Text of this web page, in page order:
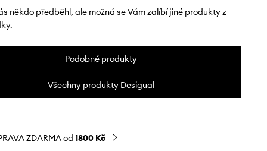
někdo předběhl, ale možná se Vám zalíbí jiné produkty z
Podobné produkty
Všechny produkty Desigual
ZDARMA od 1800 Kč